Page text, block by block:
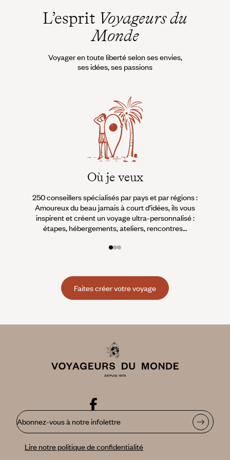
L’esprit Voyageurs du
Monde
Voyager en toute liberté selon ses envies,
ses idées, ses passions
Où je veux
250 conseillers spécialisés par pays et par régions :
Amoureux du beau jamais à court d’idées, ils vous
inspirent et créent un voyage ultra-personnalisé :
étapes, hébergements, ateliers, rencontres…
Faites créer votre voyage
Abonnez-vous à notre infolettre
Lire notre politique de confidentialité